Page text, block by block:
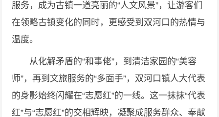
服务，成为古镇一道亮丽的“人文风景”，让游客们
在领略古镇变化的同时，更感受到双河口的热情与
温度。
从化解矛盾的“和事佬”，到清洁家园的“美容
师”，再到文旅服务的“多面手”，双河口镇人大代表
的身影始终闪耀在“志愿红”的一线。这一抹抹“代表
红”与“志愿红”的交相辉映，凝聚成服务群众、奉献